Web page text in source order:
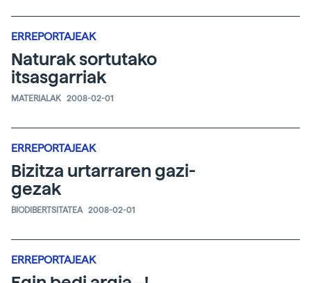
ERREPORTAJEAK
Naturak sortutako
itsasgarriak
MATERIALAK 2008-02-01
ERREPORTAJEAK
Bizitza urtarraren gazi-
gezak
BIODIBERTSITATEA 2008-02-01
ERREPORTAJEAK